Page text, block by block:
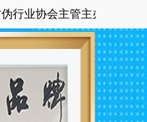
主管主办国家级中央在京